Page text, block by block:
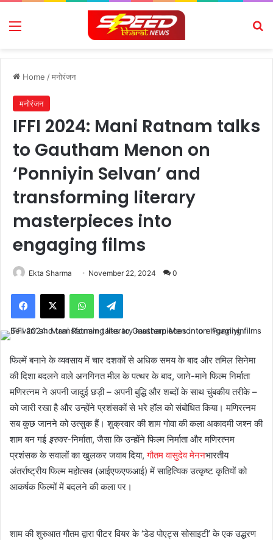
Menu
Home /मनोरंजन
मनोरंजन
IFFI 2024: Mani Ratnam talks
to Gautham Menon on
‘Ponniyin Selvan’ and
transforming literary
masterpieces into
engaging films
Ekta Sharma November 22, 2024 0
Facebook
X WhatsAppTelegram
फिल्में बनाने के व्यवसाय में चार दशकों से अधिक समय के बाद और तमिल सिनेमा
की दिशा बदलने वाले अनगिनत मील के पत्थर के बाद, जाने-माने फिल्म निर्माता
मणिरत्नम ने अपनी जादुई छड़ी – अपनी बुद्धि और शब्दों के साथ चुंबकीय तरीके –
को जारी रखा है और उन्होंने प्रशंसकों से भरे हॉल को संबोधित किया। मणिरत्नम
सब कुछ जानने को उत्सुक हैं। शुक्रवार की शाम गोवा की कला अकादमी जश्न की
शाम बन गई इरुवर-निर्माता, जैसा कि उन्होंने फिल्म निर्माता और मणिरत्नम
प्रशंसक के सवालों का खुलकर जवाब दिया,गौतम वासुदेव मेननभारतीय
अंतर्राष्ट्रीय फिल्म महोत्सव (आईएफएफआई) में साहित्यिक उत्कृष्ट कृतियों को
आकर्षक फिल्मों में बदलने की कला पर।
शाम की शुरुआत गौतम द्वारा पीटर वियर के ‘डेड पोएट्स सोसाइटी’ के एक उद्धरण